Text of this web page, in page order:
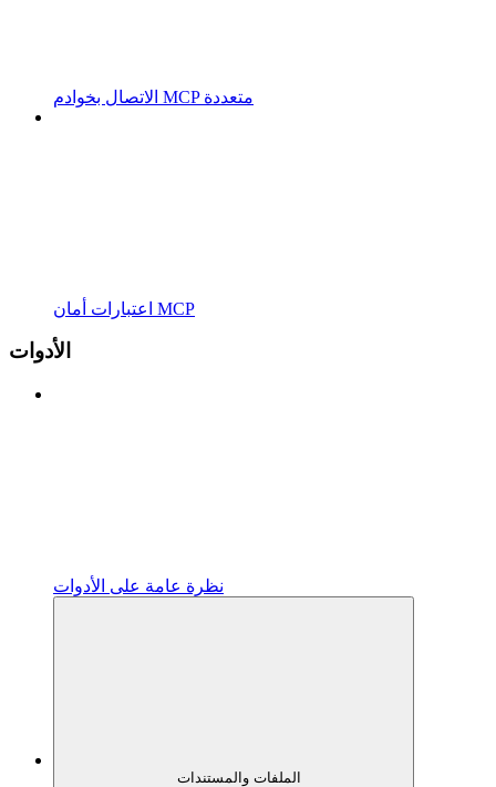
الاتصال بخوادم MCP متعددة
اعتبارات أمان MCP
الأدوات
نظرة عامة على الأدوات
الملفات والمستندات